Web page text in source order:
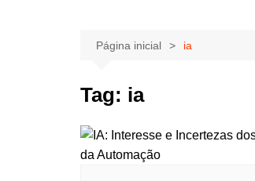
Página inicial ia
Tag: ia